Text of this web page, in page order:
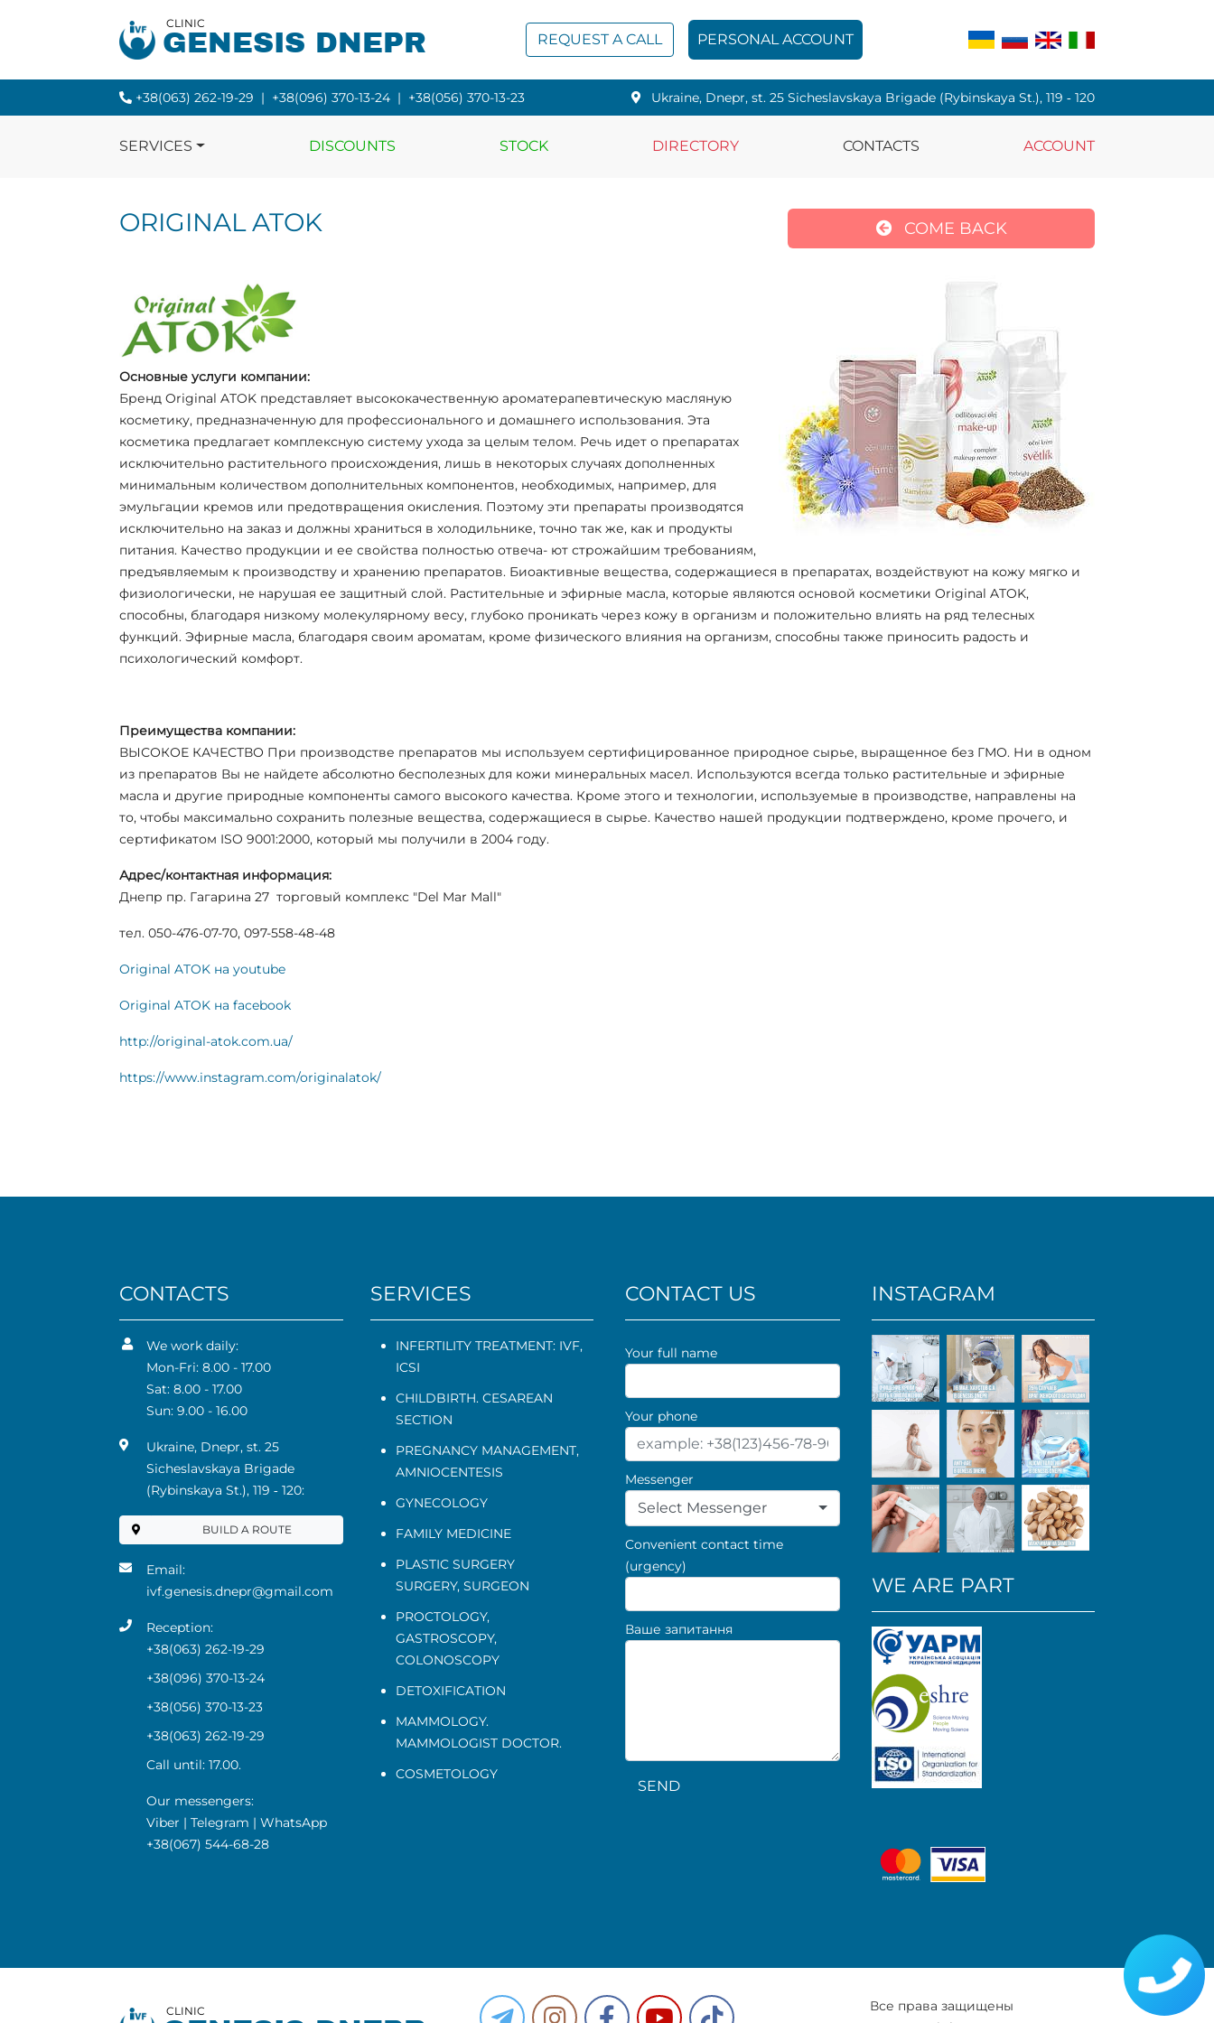
CLINIC
GENESIS DNEPR REQUEST A CALL PERSONAL ACCOUNT
+38(063) 262-19-29 | +38(096) 370-13-24 | +38(056) 370-13-23 Ukraine, Dnepr, st. 25 Sicheslavskaya Brigade (Rybinskaya St.), 119 ‑ 120
SERVICES DISCOUNTS STOCK DIRECTORY CONTACTS ACCOUNT
ORIGINAL ATOK COME BACK
Основные услуги компании:
Бренд Original ATOK представляет высококачественную ароматерапевтическую маcляную
косметику, предназначенную для профессионального и домашнего использования. Эта
косметика предлагает комплексную систему ухода за целым телом. Речь идет о препаратах
исключительно растительного происхождения, лишь в некоторых случаях дополненных
минимальным количеством дополнительных компонентов, необходимых, например, для
эмульгации кремов или предотвращения окисления. Поэтому эти препараты производятся
исключительно на заказ и должны храниться в холодильнике, точно так же, как и продукты
питания. Качество продукции и ее свойства полностью отвеча- ют строжайшим требованиям,
предъявляемым к производству и хранению препаратов. Биоактивные вещества, содержащиеся в препаратах, воздействуют на кожу мягко и
физиологически, не нарушая ее защитный слой. Растительные и эфирные масла, которые являются основой косметики Original ATOK,
способны, благодаря низкому молекулярному весу, глубоко проникать через кожу в организм и положительно влиять на ряд телесных
функций. Эфирные масла, благодаря своим ароматам, кроме физического влияния на организм, способны также приносить радость и
психологический комфорт.
Преимущества компании:
ВЫСОКОЕ КАЧЕСТВО При производстве препаратов мы используем сертифицированное природное сырье, выращенное без ГМО. Ни в одном
из препаратов Вы не найдете абсолютно бесполезных для кожи минеральных масел. Используются всегда только растительные и эфирные
масла и другие природные компоненты самого высокого качества. Кроме этого и технологии, используемые в производстве, направлены на
то, чтобы максимально сохранить полезные вещества, содержащиеся в сырье. Качество нашей продукции подтверждено, кроме прочего, и
сертификатом ISO 9001:2000, который мы получили в 2004 году.
Адрес/контактная информация:
Днепр пр. Гагарина 27 торговый комплекс "Del Mar Mall"
тел. 050-476-07-70, 097-558-48-48
Original ATOK на youtube
Original ATOK на facebook
http://original-atok.com.ua/
https://www.instagram.com/originalatok/
CONTACTS
We work daily:
Mon-Fri: 8.00 - 17.00
Sat: 8.00 - 17.00
Sun: 9.00 - 16.00
Ukraine, Dnepr, st. 25
Sicheslavskaya Brigade
(Rybinskaya St.), 119 ‑ 120:
BUILD A ROUTE
Email:
ivf.genesis.dnepr@gmail.com
Reception:
+38(063) 262-19-29
+38(096) 370-13-24
+38(056) 370-13-23
+38(063) 262-19-29
Call until: 17.00.
Our messengers:
Viber | Telegram | WhatsApp
+38(067) 544-68-28
SERVICES
INFERTILITY TREATMENT: IVF,
ICSI
CHILDBIRTH. CESAREAN
SECTION
PREGNANCY MANAGEMENT,
AMNIOCENTESIS
GYNECOLOGY
FAMILY MEDICINE
PLASTIC SURGERY
SURGERY, SURGEON
PROCTOLOGY,
GASTROSCOPY,
COLONOSCOPY
DETOXIFICATION
MAMMOLOGY.
MAMMOLOGIST DOCTOR.
COSMETOLOGY
CONTACT US
Your full name
Your phone
Messenger
Select Messenger
Convenient contact time
(urgency)
Ваше запитання
SEND
INSTAGRAM
WE ARE PART
CLINIC
Все права защищены